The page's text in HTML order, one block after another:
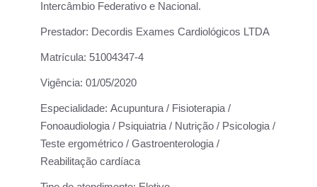
Intercâmbio Federativo e Nacional.
Prestador: Decordis Exames Cardiológicos LTDA
Matrícula: 51004347-4
Vigência: 01/05/2020
Especialidade: Acupuntura / Fisioterapia /
Fonoaudiologia / Psiquiatria / Nutrição / Psicologia /
Teste ergométrico / Gastroenterologia /
Reabilitação cardíaca